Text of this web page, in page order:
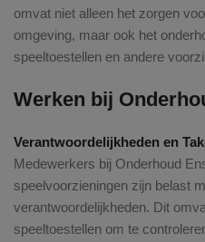
omvat niet alleen het zorgen
omgeving, maar ook het
speeltoestellen en andere
Werken bij
Verantwoordelijkheden en
Medewerkers bij Onderhoud
speelvoorzieningen zijn belast
verantwoordelijkheden. Dit
speeltoestellen om te